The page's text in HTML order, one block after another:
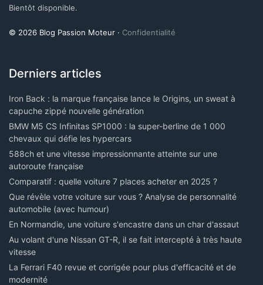
Bientôt disponible.
© 2026 Blog Passion Moteur · Confidentialité
Derniers articles
Iron Back : la marque française lance le Origins, un sweat à
capuche zippé nouvelle génération
BMW M5 CS Infinitas SP1000 : la super-berline de 1 000
chevaux qui défie les hypercars
588ch et une vitesse impressionnante atteinte sur une
autoroute française
Comparatif : quelle voiture 7 places acheter en 2025 ?
Que révèle votre voiture sur vous ? Analyse de personnalité
automobile (avec humour)
En Normandie, une voiture s'encastre dans un char d'assaut
Au volant d'une Nissan GT-R, il se fait intercepté à très haute
vitesse
La Ferrari F40 revue et corrigée pour plus d'efficacité et de
modernité